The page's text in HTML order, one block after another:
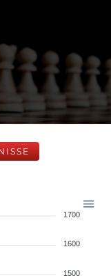
1700
1600
1500